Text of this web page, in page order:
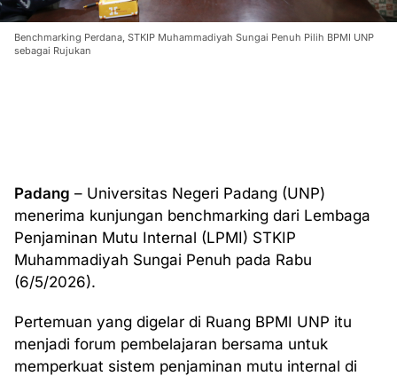
Benchmarking Perdana, STKIP Muhammadiyah Sungai Penuh Pilih BPMI UNP
sebagai Rujukan
Padang – Universitas Negeri Padang (UNP)
menerima kunjungan benchmarking dari Lembaga
Penjaminan Mutu Internal (LPMI) STKIP
Muhammadiyah Sungai Penuh pada Rabu
(6/5/2026).
Pertemuan yang digelar di Ruang BPMI UNP itu
menjadi forum pembelajaran bersama untuk
memperkuat sistem penjaminan mutu internal di